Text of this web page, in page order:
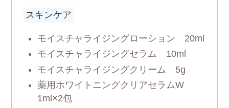
スキンケア
モイスチャライジングローション 20ml
モイスチャライジングセラム 10ml
モイスチャライジングクリーム 5g
薬用ホワイトニングクリアセラムW
1ml×2包